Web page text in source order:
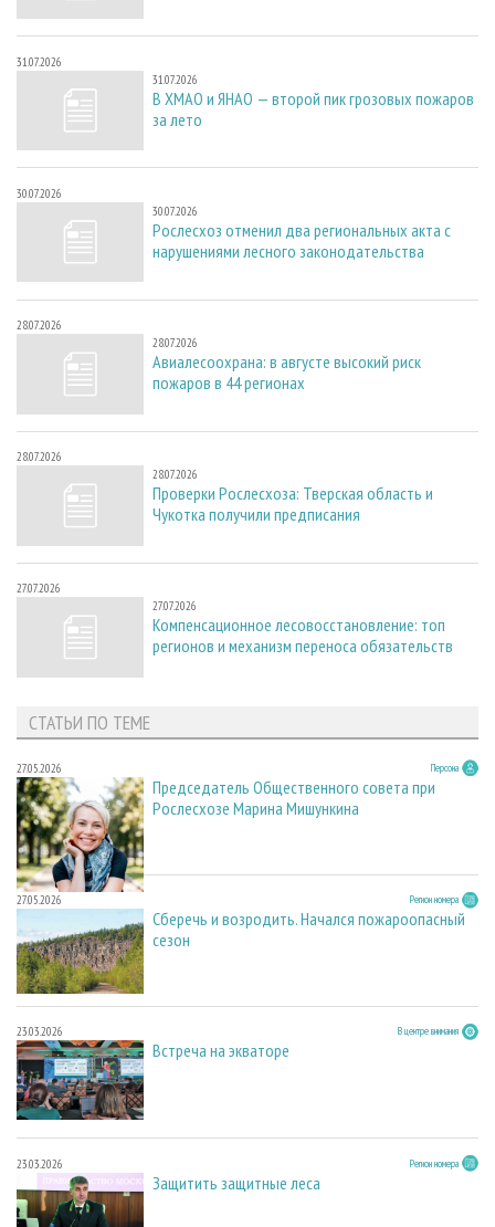
31.07.2026
31.07.2026
В ХМАО и ЯНАО — второй пик грозовых пожаров
за лето
30.07.2026
30.07.2026
Рослесхоз отменил два региональных акта с
нарушениями лесного законодательства
28.07.2026
28.07.2026
Авиалесоохрана: в августе высокий риск
пожаров в 44 регионах
28.07.2026
28.07.2026
Проверки Рослесхоза: Тверская область и
Чукотка получили предписания
27.07.2026
27.07.2026
Компенсационное лесовосстановление: топ
регионов и механизм переноса обязательств
СТАТЬИ ПО ТЕМЕ
27.05.2026 Персона
Председатель Общественного совета при
Рослесхозе Марина Мишункина
27.05.2026 Регион номера
Сберечь и возродить. Начался пожароопасный
сезон
23.03.2026 В центре внимания
Встреча на экваторе
23.03.2026 Регион номера
Защитить защитные леса